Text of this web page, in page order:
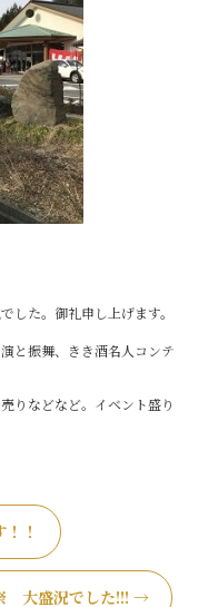
した。御礼申し上げます。
と振舞、きき酒名人コンテ
りなどなど。イベント盛り
！
大盛況でした!!! →